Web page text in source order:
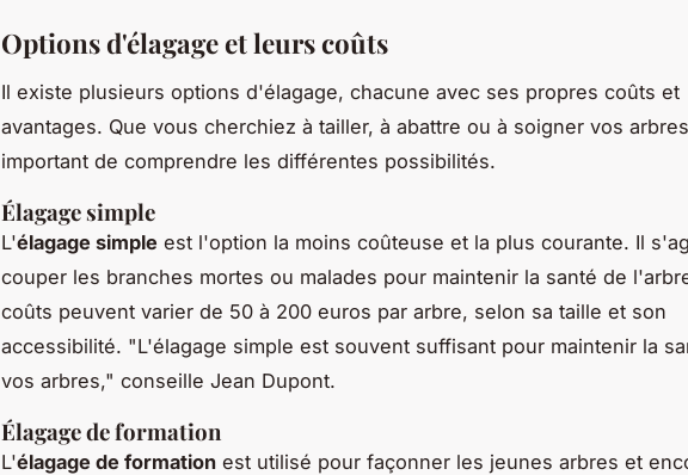
Options d'élagage et leurs coûts
Il existe plusieurs options d'élagage, chacune avec ses propres coûts et
avantages. Que vous cherchiez à tailler, à abattre ou à soigner vos
important de comprendre les différentes possibilités.
Élagage simple
L'élagage simple est l'option la moins coûteuse et la plus courante. Il
couper les branches mortes ou malades pour maintenir la santé de
coûts peuvent varier de 50 à 200 euros par arbre, selon sa taille et son
accessibilité. "L'élagage simple est souvent suffisant pour maintenir la
vos arbres," conseille Jean Dupont.
Élagage de formation
L'élagage de formation est utilisé pour façonner les jeunes arbres et